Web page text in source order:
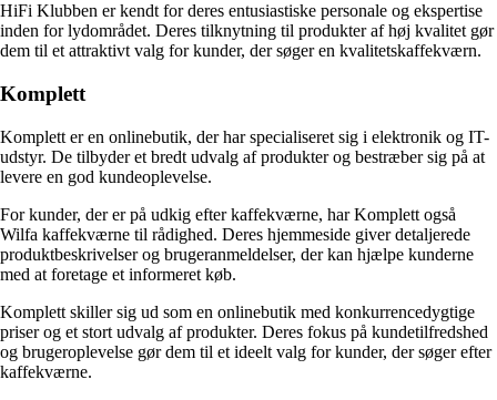
HiFi Klubben er kendt for deres entusiastiske personale og ekspertise
inden for lydområdet. Deres tilknytning til produkter af høj kvalitet gør
dem til et attraktivt valg for kunder, der søger en kvalitetskaffekværn.
Komplett
Komplett er en onlinebutik, der har specialiseret sig i elektronik og IT-
udstyr. De tilbyder et bredt udvalg af produkter og bestræber sig på at
levere en god kundeoplevelse.
For kunder, der er på udkig efter kaffekværne, har Komplett også
Wilfa kaffekværne til rådighed. Deres hjemmeside giver detaljerede
produktbeskrivelser og brugeranmeldelser, der kan hjælpe kunderne
med at foretage et informeret køb.
Komplett skiller sig ud som en onlinebutik med konkurrencedygtige
priser og et stort udvalg af produkter. Deres fokus på kundetilfredshed
og brugeroplevelse gør dem til et ideelt valg for kunder, der søger efter
kaffekværne.